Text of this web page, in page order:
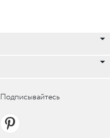
Подписывайтесь